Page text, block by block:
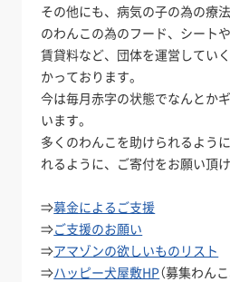
その他にも、病気の子の為の療
のわんこの為のフード、シート
賃貸料など、団体を運営してい
かっております。
今は毎月赤字の状態でなんとか
います。
多くのわんこを助けられるよう
れるように、ご寄付をお願い頂
⇒募金によるご支援
⇒ご支援のお願い
⇒アマゾンの欲しいものリスト
⇒ハッピー犬屋敷HP（募集わん